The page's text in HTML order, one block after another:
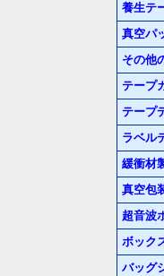
養生テ
真空パ
その他
テープ
テープ
ラベル
緩衝材
真空包
超音波
ボック
バッグ